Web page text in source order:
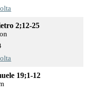
2;12-25
19;1-12